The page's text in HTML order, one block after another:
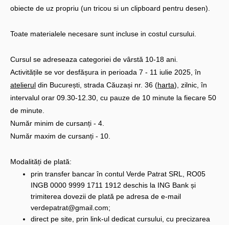
obiecte de uz propriu (un tricou si un clipboard pentru desen).
Toate materialele necesare sunt incluse in costul cursului.
Cursul se adreseaza categoriei de vârstă 10-18 ani.
Activitățile se vor desfășura in perioada 7 - 11 iulie 2025, în
atelierul din București, strada Căuzași nr. 36 (harta), zilnic, în
intervalul orar 09.30-12.30, cu pauze de 10 minute la fiecare 50
de minute.
Număr minim de cursanți - 4.
Număr maxim de cursanți - 10.
Modalități de plată:
prin transfer bancar în contul Verde Patrat SRL, RO05
INGB 0000 9999 1711 1912 deschis la ING Bank și
trimiterea dovezii de plată pe adresa de e-mail
verdepatrat@gmail.com;
direct pe site, prin link-ul dedicat cursului, cu precizarea